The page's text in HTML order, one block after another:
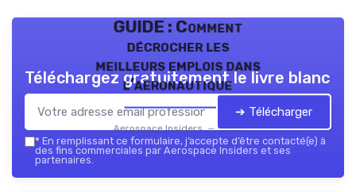
GUIDE : Comment
décrocher les
meilleurs emplois dans
l’aéronautique
Aerospace Insiders — 2026
Téléchargez gratuitement le livre blanc
➔ Télécharger
* En remplissant ce formulaire, j’accepte d’être contacté(e) à
des fins commerciales par Aerospace Insiders et ses
partenaires.